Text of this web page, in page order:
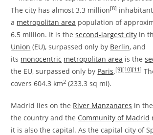
The city has almost 3.3 million[8]
a metropolitan area population of
6.5 million. It is thesecond-largest city in
Union (EU), surpassed only by Berlin, and
its monocentric metropolitan area is the
the EU, surpassed only by Paris.[9][10][11]
covers 604.3 km2 (233.3 sq mi).
Madrid lies on the River Manzanares in
the country and the Community of Madrid
it is also the capital. As the capital city of